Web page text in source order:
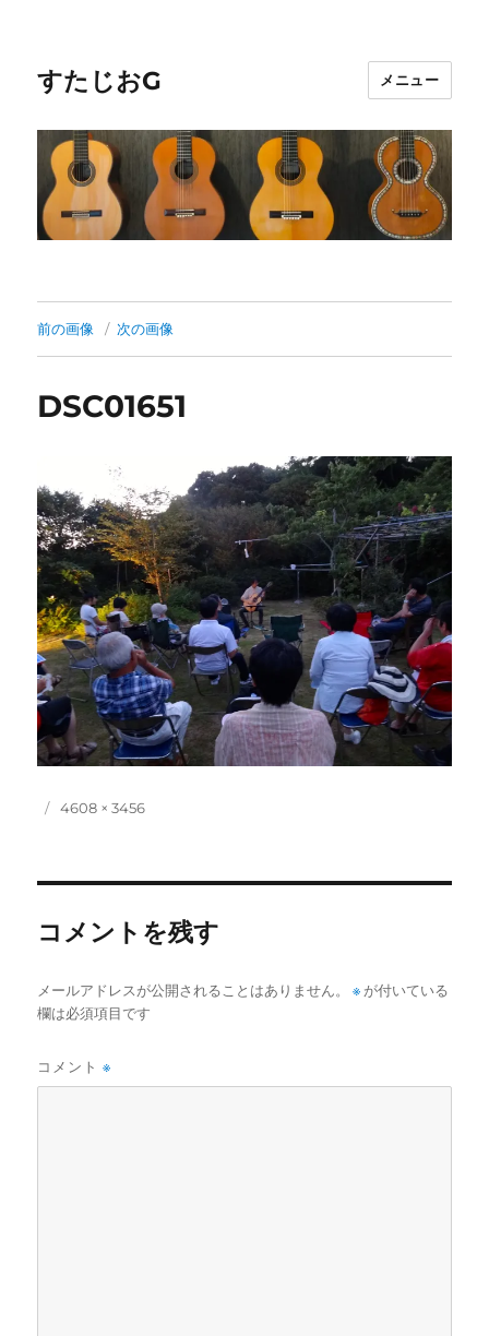
すたじおG メニュー
前の画像 次の画像
DSC01651
投 フ
4608 × 3456
コメントを残す
メールアドレスが公開されることはありません。 ※ が付いている
欄は必須項目です
コメント※